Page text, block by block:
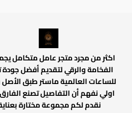
اكثر من مجرد متجر عامل متكامل
الفخامة والرقي لتقديم أفضل جودة
للساعات العالمية ماستر طبق
اولي نفهم أن التفاصيل تصنع
نقدم لكم مجموعة مختارة